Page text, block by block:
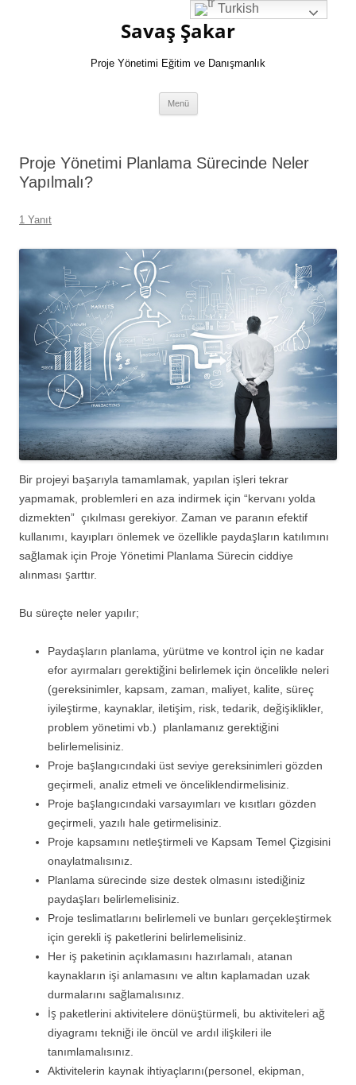
Savaş Şakar
Proje Yönetimi Eğitim ve Danışmanlık
Menü
Proje Yönetimi Planlama Sürecinde Neler
Yapılmalı?
1 Yanıt
Bir projeyi başarıyla tamamlamak, yapılan işleri tekrar
yapmamak, problemleri en aza indirmek için “kervanı yolda
dizmekten” çıkılması gerekiyor. Zaman ve paranın efektif
kullanımı, kayıpları önlemek ve özellikle paydaşların katılımını
sağlamak için Proje Yönetimi Planlama Sürecin ciddiye
alınması şarttır.
Bu süreçte neler yapılır;
Paydaşların planlama, yürütme ve kontrol için ne kadar
efor ayırmaları gerektiğini belirlemek için öncelikle neleri
(gereksinimler, kapsam, zaman, maliyet, kalite, süreç
iyileştirme, kaynaklar, iletişim, risk, tedarik, değişiklikler,
problem yönetimi vb.) planlamanız gerektiğini
belirlemelisiniz.
Proje başlangıcındaki üst seviye gereksinimleri gözden
geçirmeli, analiz etmeli ve önceliklendirmelisiniz.
Proje başlangıcındaki varsayımları ve kısıtları gözden
geçirmeli, yazılı hale getirmelisiniz.
Proje kapsamını netleştirmeli ve Kapsam Temel Çizgisini
onaylatmalısınız.
Planlama sürecinde size destek olmasını istediğiniz
paydaşları belirlemelisiniz.
Proje teslimatlarını belirlemeli ve bunları gerçekleştirmek
için gerekli iş paketlerini belirlemelisiniz.
Her iş paketinin açıklamasını hazırlamalı, atanan
kaynakların işi anlamasını ve altın kaplamadan uzak
durmalarını sağlamalısınız.
İş paketlerini aktivitelere dönüştürmeli, bu aktiviteleri ağ
diyagramı tekniği ile öncül ve ardıl ilişkileri ile
tanımlamalısınız.
Aktivitelerin kaynak ihtiyaçlarını(personel, ekipman,
Turkish